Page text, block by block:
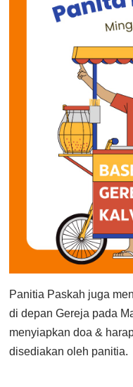
Panitia Paskah juga
di depan Gereja pada
menyiapkan doa &
disediakan oleh panitia.